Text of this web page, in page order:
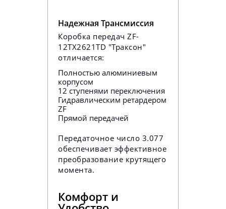
Надежная Трансмиссия
Коробка передач ZF-
12TX2621TD "Траксон"
отличается:
Полностью алюминиевым
корпусом
12 ступенями переключения
Гидравлическим ретардером
ZF
Прямой передачей
Передаточное число 3.077
обеспечивает эффективное
преобразование крутящего
момента.
Комфорт и